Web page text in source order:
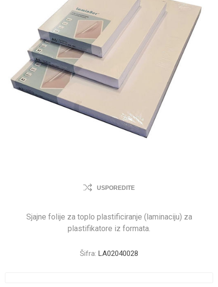
USPOREDITE
Sjajne folije za toplo plastificiranje (laminaciju) za
plastifikatore iz formata.
Šifra: LA02040028